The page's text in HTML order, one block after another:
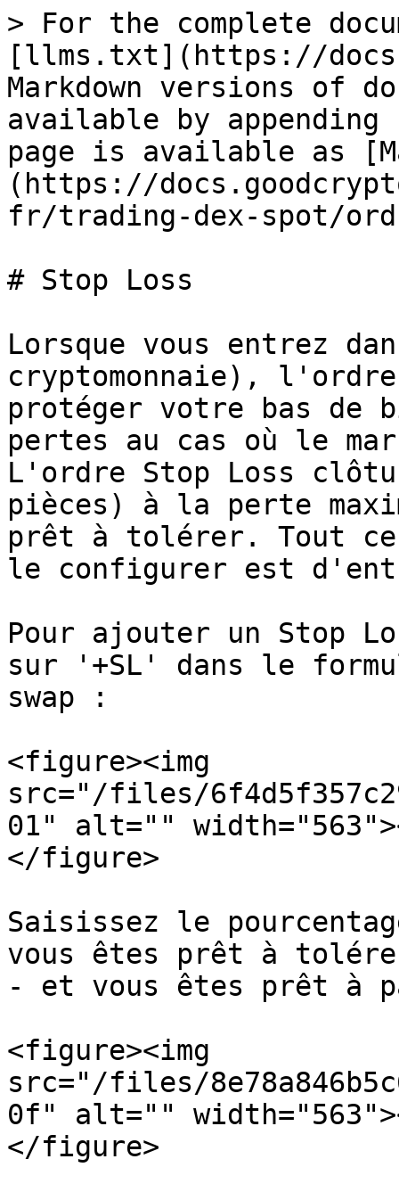
> For the complete
[llms.txt](https://
Markdown versions of
available by
page is available as
(https://
fr/trading-dex-spot/
# Stop Loss
Lorsque vous entrez
cryptomonnaie), l'ordre
protéger votre bas
pertes au cas où le
L'ordre Stop Loss
pièces) à la perte
prêt à tolérer. Tout ce
le configurer est
Pour ajouter un Stop
sur '+SL' dans le
swap :
<figure><img
src="/files/
01" alt=""
</figure>
Saisissez le
vous êtes prêt à
- et vous êtes prêt à
<figure><img
src="/files/
0f" alt=""
</figure>